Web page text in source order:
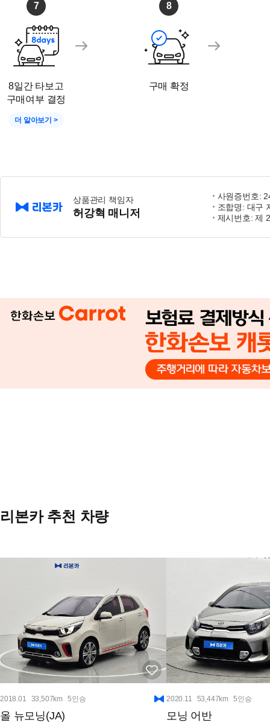
7
8일간 타보고
구매여부 결정
더 알아보기 >
8
구매 확정
상품관리 책임자
허강혁 매니저
사원증번호:
조합명: 대구
제시번호: 제
리본카 추천 차량
2018.01 33,507km 5인승
올 뉴모닝(JA)
2020.11 53,447km 5인승
모닝 어반